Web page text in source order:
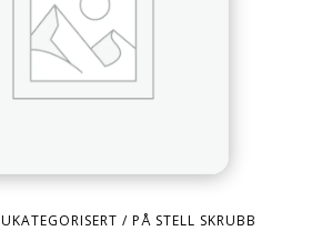
UKATEGORISERT / PÅ STELL SKRUBB